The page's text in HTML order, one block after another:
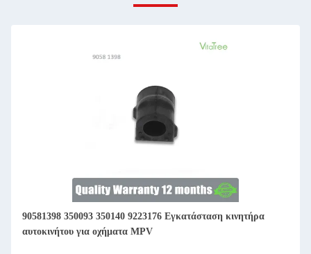
90581398 350093 350140 9223176 Εγκατάσταση κινητήρα
αυτοκινήτου για οχήματα MPV